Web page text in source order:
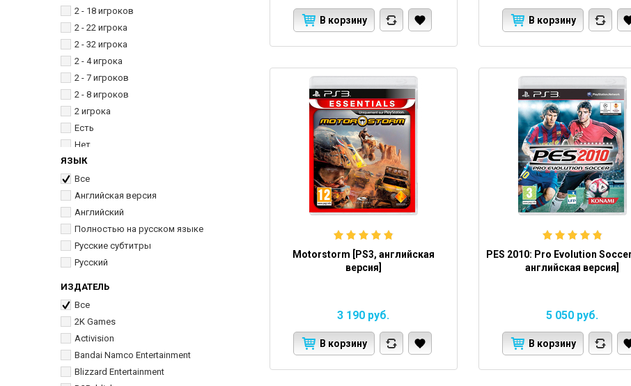
2 - 18 игроков
2 - 22 игрока
2 - 32 игрока
2 - 4 игрока
2 - 7 игроков
2 - 8 игроков
2 игрока
Есть
Нет
Отсутствует
ЯЗЫК
Все
Английская версия
Английский
Полностью на русском языке
Русские субтитры
Русский
ИЗДАТЕЛЬ
Все
2K Games
Activision
Bandai Namco Entertainment
Blizzard Entertainment
В корзину В корзину
Motorstorm [PS3, английская
версия]
3 190 руб.
В корзину
PES 2010: Pro Evolution
английская версия]
5 050 руб.
В корзину